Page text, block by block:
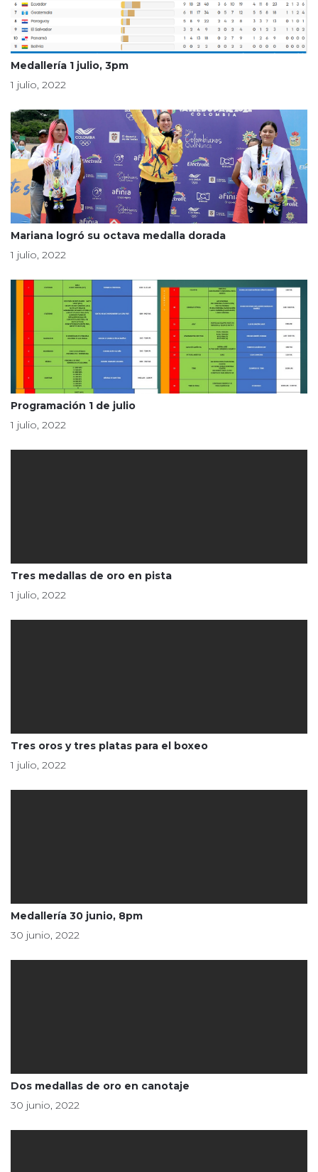
Medallería 1 julio, 3pm
1 julio, 2022
Mariana logró su octava medalla dorada
1 julio, 2022
Programación 1 de julio
1 julio, 2022
Tres medallas de oro en pista
1 julio, 2022
Tres oros y tres platas para el boxeo
1 julio, 2022
Medallería 30 junio, 8pm
30 junio, 2022
Dos medallas de oro en canotaje
30 junio, 2022